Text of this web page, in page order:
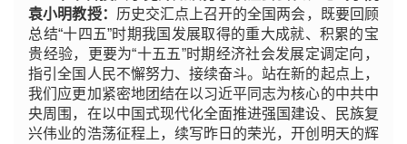
袁小明教授： 历史交汇点上召开的全国两会，既要回顾
总结“十四五”时期我国发展取得的重大成就、积累的宝
贵经验，更要为“十五五”时期经济社会发展定调定向，
指引全国人民不懈努力、接续奋斗。站在新的起点上，
我们应更加紧密地团结在以习近平同志为核心的中共中
央周围，在以中国式现代化全面推进强国建设、民族复
兴伟业的浩荡征程上，续写昨日的荣光，开创明天的辉